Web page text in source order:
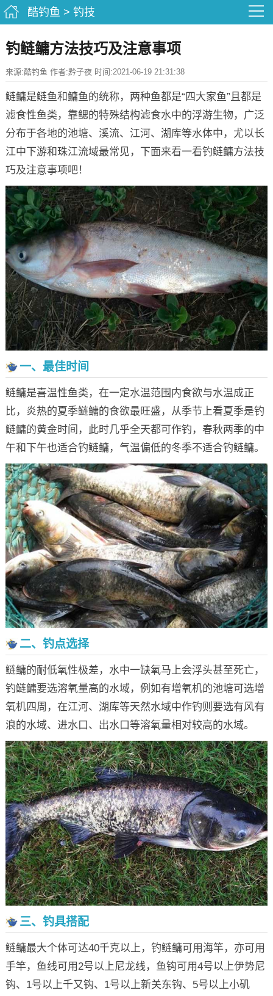
酷钓鱼 > 钓技
钓鲢鳙方法技巧及注意事项
来源:酷钓鱼 作者:黔子夜 时间:2021-06-19 21:31:38
鲢鳙是鲢鱼和鳙鱼的统称，两种鱼都是“四大家鱼”且都是
滤食性鱼类，靠鳃的特殊结构滤食水中的浮游生物，广泛
分布于各地的池塘、溪流、江河、湖库等水体中，尤以长
江中下游和珠江流域最常见，下面来看一看钓鲢鳙方法技
巧及注意事项吧！
一、最佳时间
鲢鳙是喜温性鱼类，在一定水温范围内食欲与水温成正
比，炎热的夏季鲢鳙的食欲最旺盛，从季节上看夏季是钓
鲢鳙的黄金时间，此时几乎全天都可作钓，春秋两季的中
午和下午也适合钓鲢鳙，气温偏低的冬季不适合钓鲢鳙。
二、钓点选择
鲢鳙的耐低氧性极差，水中一缺氧马上会浮头甚至死亡，
钓鲢鳙要选溶氧量高的水域，例如有增氧机的池塘可选增
氧机四周，在江河、湖库等天然水域中作钓则要选有风有
浪的水域、进水口、出水口等溶氧量相对较高的水域。
三、钓具搭配
鲢鳙最大个体可达40千克以上，钓鲢鳙可用海竿，亦可用
手竿，鱼线可用2号以上尼龙线，鱼钩可用4号以上伊势尼
钩、1号以上千又钩、1号以上新关东钩、5号以上小矶